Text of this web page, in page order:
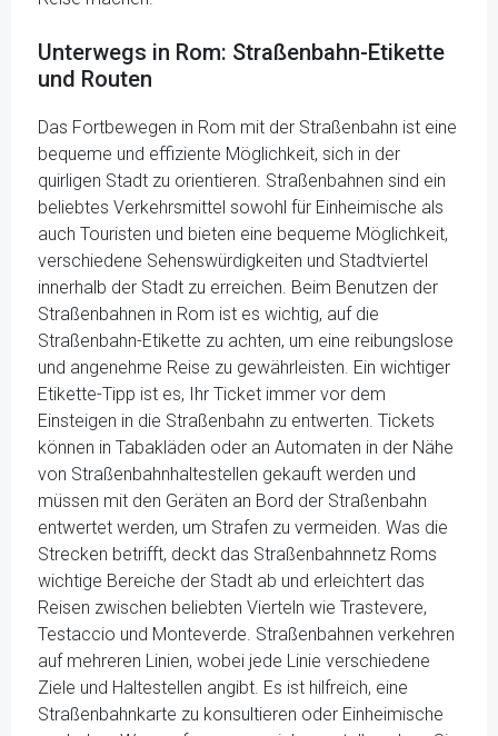
Unterwegs in Rom: Straßenbahn-Etikette
und Routen
Das Fortbewegen in Rom mit der Straßenbahn ist eine
bequeme und effiziente Möglichkeit, sich in der
quirligen Stadt zu orientieren. Straßenbahnen sind ein
beliebtes Verkehrsmittel sowohl für Einheimische als
auch Touristen und bieten eine bequeme Möglichkeit,
verschiedene Sehenswürdigkeiten und Stadtviertel
innerhalb der Stadt zu erreichen. Beim Benutzen der
Straßenbahnen in Rom ist es wichtig, auf die
Straßenbahn-Etikette zu achten, um eine reibungslose
und angenehme Reise zu gewährleisten. Ein wichtiger
Etikette-Tipp ist es, Ihr Ticket immer vor dem
Einsteigen in die Straßenbahn zu entwerten. Tickets
können in Tabakläden oder an Automaten in der Nähe
von Straßenbahnhaltestellen gekauft werden und
müssen mit den Geräten an Bord der Straßenbahn
entwertet werden, um Strafen zu vermeiden. Was die
Strecken betrifft, deckt das Straßenbahnnetz Roms
wichtige Bereiche der Stadt ab und erleichtert das
Reisen zwischen beliebten Vierteln wie Trastevere,
Testaccio und Monteverde. Straßenbahnen verkehren
auf mehreren Linien, wobei jede Linie verschiedene
Ziele und Haltestellen angibt. Es ist hilfreich, eine
Straßenbahnkarte zu konsultieren oder Einheimische